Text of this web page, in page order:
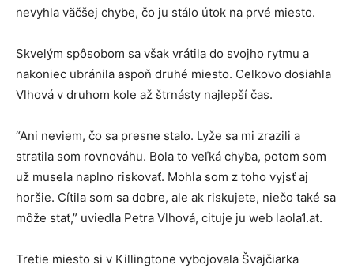
nevyhla väčšej chybe, čo ju stálo útok na prvé miesto.
Skvelým spôsobom sa však vrátila do svojho rytmu a
nakoniec ubránila aspoň druhé miesto. Celkovo dosiahla
Vlhová v druhom kole až štrnásty najlepší čas.
“Ani neviem, čo sa presne stalo. Lyže sa mi zrazili a
stratila som rovnováhu. Bola to veľká chyba, potom som
už musela naplno riskovať. Mohla som z toho vyjsť aj
horšie. Cítila som sa dobre, ale ak riskujete, niečo také sa
môže stať,” uviedla Petra Vlhová, cituje ju web laola1.at.
Tretie miesto si v Killingtone vybojovala Švajčiarka